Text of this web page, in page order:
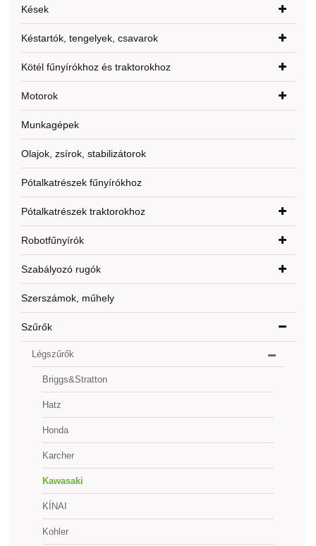
Kések
Késtartók, tengelyek, csavarok
Kötél fűnyírókhoz és traktorokhoz
Motorok
Munkagépek
Olajok, zsírok, stabilizátorok
Pótalkatrészek fűnyírókhoz
Pótalkatrészek traktorokhoz
Robotfűnyírók
Szabályozó rugók
Szerszámok, műhely
Szűrők
Légszűrők
Briggs&Stratton
Hatz
Honda
Karcher
Kawasaki
KÍNAI
Kohler